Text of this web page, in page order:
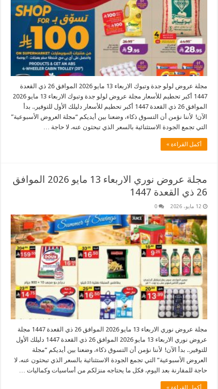
مجلة عروض لولو جدة وتبوك الاربعاء 13 مايو 2026 الموافق 26 ذي القعدة
1447 أكبر تحطيم للأسعار مجلة عروض لولو جدة وتبوك الاربعاء 13 مايو 2026
الموافق 26 ذي القعدة 1447 أكبر تحطيم للأسعار دليلك الأول للتوفير.. بدأ
الآن! لأننا نؤمن أن التسوق ذكاء، وضعنا بين أيديكم “مجلة العروض الأسبوعية”
التي تجمع الجودة الاستثنائية بالسعر الذي تبحثون عنه. لا حاجة …
أكمل القراءة »
مجلة عروض نوري الاربعاء 13 مايو 2026 الموافق
26 ذي القعدة 1447
12 مايو، 2026 0
مجلة عروض نوري الاربعاء 13 مايو 2026 الموافق 26 ذي القعدة 1447 مجلة
عروض نوري الاربعاء 13 مايو 2026 الموافق 26 ذي القعدة 1447 دليلك الأول
للتوفير.. بدأ الآن! لأننا نؤمن أن التسوق ذكاء، وضعنا بين أيديكم “مجلة
العروض الأسبوعية” التي تجمع الجودة الاستثنائية بالسعر الذي تبحثون عنه. لا
حاجة للمقارنة بعد اليوم، فكل ما يحتاجه منزلكم من أساسيات وكماليات …
أكمل القراءة »